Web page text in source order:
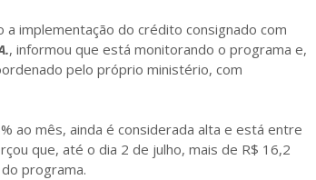
implementação do crédito consignado com
, informou que está monitorando o programa e,
pelo próprio ministério, com
ao mês, ainda é considerada alta e está entre
que, até o dia 2 de julho, mais de R$ 16,2
programa.